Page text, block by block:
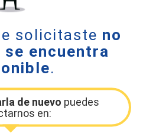
solicitaste no
se encuentra
.
de nuevo puedes
en: